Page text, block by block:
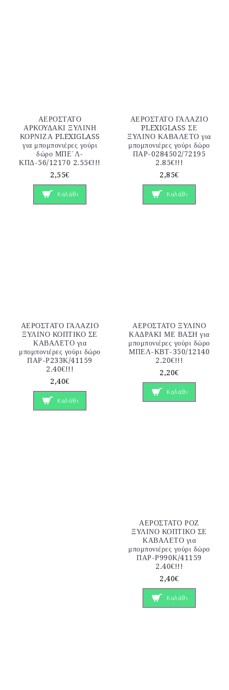
ΑΕΡΟΣΤΑΤΟ
ΑΡΚΟΥΔΑΚΙ ΞΥΛΙΝΗ
ΚΟΡΝΙΖΑ PLEXIGLASS
για μπομπονιέρες γούρι
δώρο ΜΠΕ΄Λ-
ΚΠΔ-56/12170 2.55€!!!
2,55€
Καλάθι
ΑΕΡΟΣΤΑΤΟ ΓΑΛΑΖΙΟ
PLEXIGLASS ΣΕ
ΞΥΛΙΝΟ ΚΑΒΑΛΕΤΟ για
μπομπονιέρες γούρι δώρο
ΠΑΡ-0284502/72195
2.85€!!!
2,85€
Καλάθι
ΑΕΡΟΣΤΑΤΟ ΓΑΛΑΖΙΟ
ΞΥΛΙΝΟ ΚΟΠΤΙΚΟ ΣΕ
ΚΑΒΑΛΕΤΟ για
μπομπονιέρες γούρι δώρο
ΠΑΡ-Ρ233Κ/41159
2.40€!!!
2,40€
Καλάθι
ΑΕΡΟΣΤΑΤΟ ΞΥΛΙΝΟ
ΚΑΔΡΑΚΙ ΜΕ ΒΑΣΗ για
μπομπονιέρες γούρι δώρο
ΜΠΕΛ-ΚΒΤ-350/12140
2.20€!!!
2,20€
Καλάθι
ΑΕΡΟΣΤΑΤΟ ΡΟΖ
ΞΥΛΙΝΟ ΚΟΠΤΙΚΟ ΣΕ
ΚΑΒΑΛΕΤΟ για
μπομπονιέρες γούρι δώρο
ΠΑΡ-Ρ990Κ/41159
2.40€!!!
2,40€
Καλάθι